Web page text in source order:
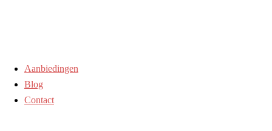
Aanbiedingen
Blog
Contact